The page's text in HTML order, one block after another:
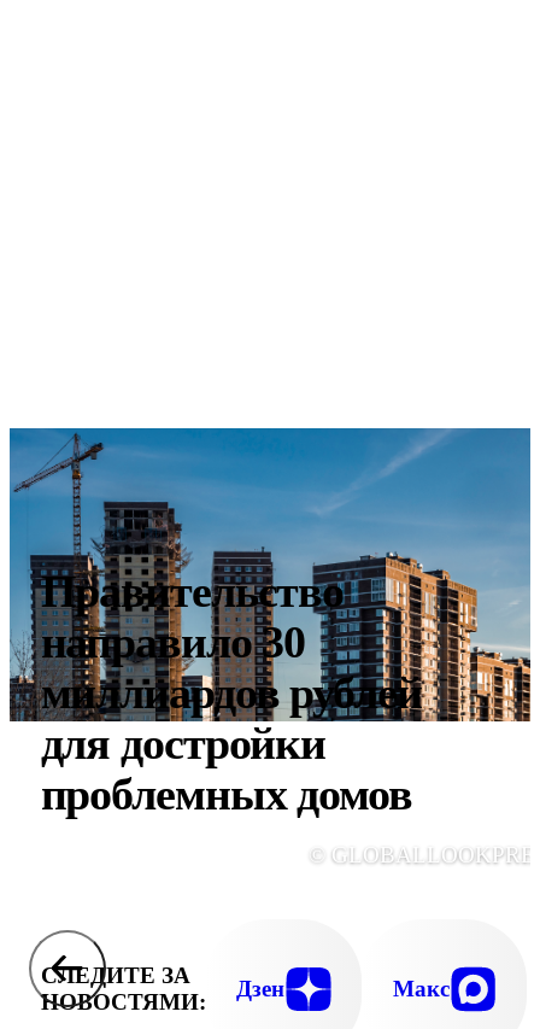
Правительство
направило 30
миллиардов рублей
для достройки
проблемных домов
©
СЛЕДИТЕ ЗА
НОВОСТЯМИ:
Дзен Макс